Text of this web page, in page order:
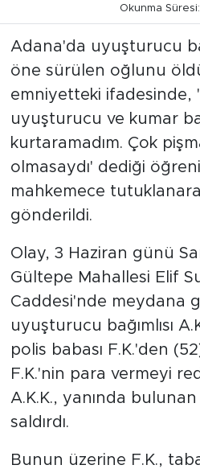
Okunma
Adana'da uyuşturucu
öne sürülen oğlunu
emniyetteki ifadesinde,
uyuşturucu ve kumar
kurtaramadım. Çok
olmasaydı' dediği
mahkemece
gönderildi.
Olay, 3 Haziran günü
Gültepe Mahallesi Elif
Caddesi'nde meydana
uyuşturucu bağımlısı
polis babası F.K.'den
F.K.'nin para vermeyi
A.K.K., yanında bulunan
saldırdı.
Bunun üzerine F.K.,